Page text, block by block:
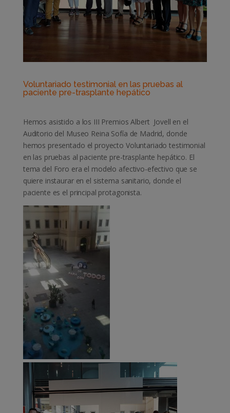
Voluntariado testimonial en las pruebas al
paciente pre-trasplante hepático
Hemos asistido a los III Premios Albert Jovell en el
Auditorio del Museo Reina Sofía de Madrid, donde
hemos presentado el proyecto Voluntariado testimonial
en las pruebas al paciente pre-trasplante hepático. El
tema del Foro era el modelo afectivo-efectivo que se
quiere instaurar en el sistema sanitario, donde el
paciente es el principal protagonista.